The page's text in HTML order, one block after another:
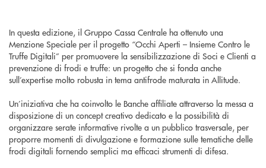
In questa edizione, il Gruppo Cassa Centrale ha ottenuto una
Menzione Speciale per il progetto “Occhi Aperti – Insieme Contro le
Truffe Digitali” per promuovere la sensibilizzazione di Soci e Clienti a
prevenzione di frodi e truffe: un progetto che si fonda anche
sull’expertise molto robusta in tema antifrode maturata in Allitude.
Un’iniziativa che ha coinvolto le Banche affiliate attraverso la messa a
disposizione di un concept creativo dedicato e la possibilità di
organizzare serate informative rivolte a un pubblico trasversale, per
proporre momenti di divulgazione e formazione sulle tematiche delle
frodi digitali fornendo semplici ma efficaci strumenti di difesa.